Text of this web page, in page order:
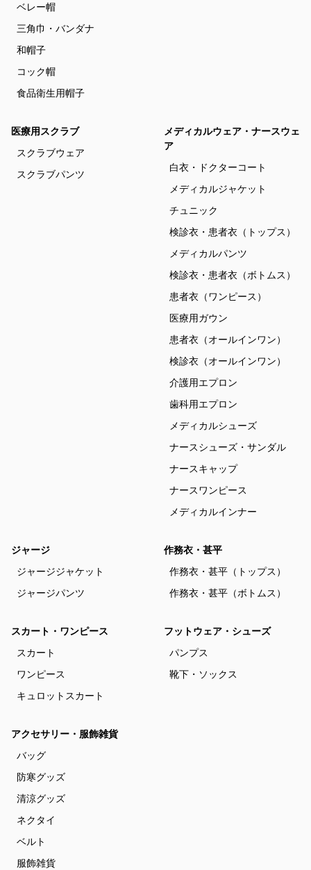
ベレー帽
三角巾・バンダナ
和帽子
コック帽
食品衛生用帽子
医療用スクラブ
スクラブウェア
スクラブパンツ
メディカルウェア・ナースウェ
ア
白衣・ドクターコート
メディカルジャケット
チュニック
検診衣・患者衣（トップス）
メディカルパンツ
検診衣・患者衣（ボトムス）
患者衣（ワンピース）
医療用ガウン
患者衣（オールインワン）
検診衣（オールインワン）
介護用エプロン
歯科用エプロン
メディカルシューズ
ナースシューズ・サンダル
ナースキャップ
ナースワンピース
メディカルインナー
ジャージ
ジャージジャケット
ジャージパンツ
作務衣・甚平
作務衣・甚平（トップス）
作務衣・甚平（ボトムス）
スカート・ワンピース
スカート
ワンピース
キュロットスカート
フットウェア・シューズ
パンプス
靴下・ソックス
アクセサリー・服飾雑貨
バッグ
防寒グッズ
清涼グッズ
ネクタイ
ベルト
服飾雑貨